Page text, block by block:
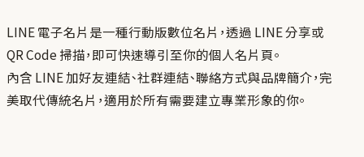
LINE 電子名片是一種行動版數位名片，透過 LINE 分享或
QR Code 掃描，即可快速導引至你的個人名片頁。
內含 LINE 加好友連結、社群連結、聯絡方式與品牌簡介，完
美取代傳統名片，適用於所有需要建立專業形象的你。